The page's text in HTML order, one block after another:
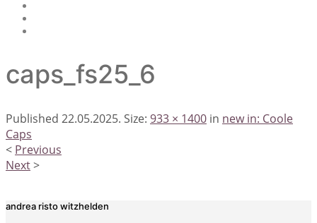
caps_fs25_6
Published 22.05.2025. Size: 933 × 1400 in new in: Coole
Caps
< Previous
Next>
andrea risto witzhelden